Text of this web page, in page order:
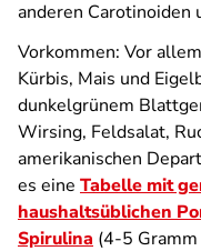
anderen Carotinoiden
Vorkommen: Vor
Kürbis, Mais und
dunkelgrünem
Wirsing, Feldsalat,
amerikanischen
es eine Tabelle mit
haushaltsüblichen
Spirulina (4-5